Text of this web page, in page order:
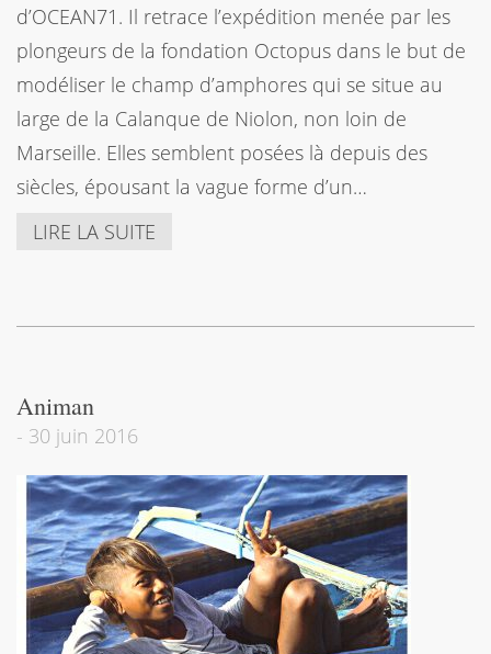
d’OCEAN71. Il retrace l’expédition menée par les
plongeurs de la fondation Octopus dans le but de
modéliser le champ d’amphores qui se situe au
large de la Calanque de Niolon, non loin de
Marseille. Elles semblent posées là depuis des
siècles, épousant la vague forme d’un…
LIRE LA SUITE
Animan
- 30 juin 2016